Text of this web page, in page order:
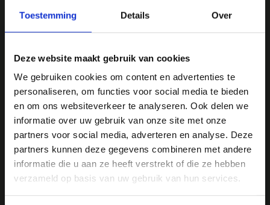
Toestemming Details Over
Deze website maakt gebruik van cookies
We gebruiken cookies om content en advertenties te
personaliseren, om functies voor social media te bieden
en om ons websiteverkeer te analyseren. Ook delen we
informatie over uw gebruik van onze site met onze
partners voor social media, adverteren en analyse. Deze
partners kunnen deze gegevens combineren met andere
informatie die u aan ze heeft verstrekt of die ze hebben
verzameld op basis van uw gebruik van hun services.
Mani Vivendi gezondheidsproducten: Net dat
beetje extra!
Mani Vivendi heeft bijna 25 jaar ervaring met effectieve,
duurzame producten die de gezondheid in het algemeen
bevorderen en klachten helpen voorkomen.
Contact opnemen
Ja, ik wil 5% korting op mijn
volgende bestelling!
Ontvang direct 5% kortingop je volgende aankoop en
profiteer maandelijks van hoge kortingen door je te
abonneren op onze leuke nieuwsbrief! 😀